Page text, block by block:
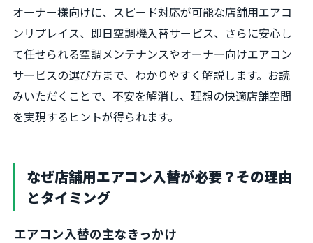
オーナー様向けに、スピード対応が可能な店舗用エアコ
ンリプレイス、即日空調機入替サービス、さらに安心し
て任せられる空調メンテナンスやオーナー向けエアコン
サービスの選び方まで、わかりやすく解説します。お読
みいただくことで、不安を解消し、理想の快適店舗空間
を実現するヒントが得られます。
なぜ店舗用エアコン入替が必要？その理由
とタイミング
エアコン入替の主なきっかけ